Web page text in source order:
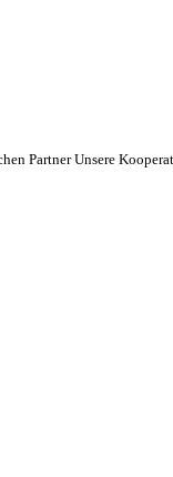
Partner Unsere